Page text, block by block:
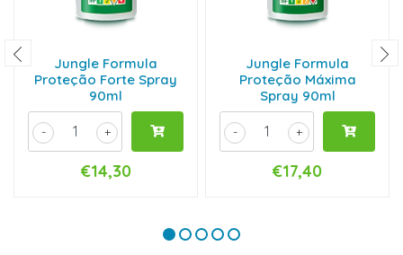
Jungle Formula
Proteção Forte Spray
90ml
+
-
€14,30
Jungle Formula
Proteção Máxima
Spray 90ml
+
-
€17,40